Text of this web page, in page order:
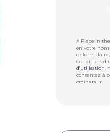
A Place in
en votre nom
ce
Conditions
d'utilisation,
consentez à
ordinateur.